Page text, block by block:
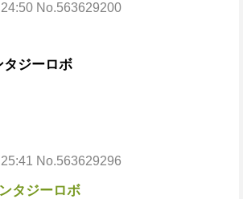
No.563629200
タジーロボ
No.563629296
タジーロボ